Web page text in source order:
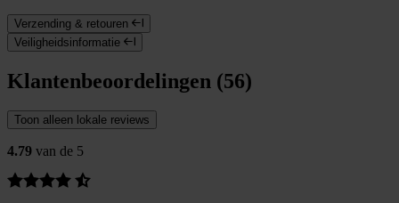
Verzending & retouren
Veiligheidsinformatie
Klantenbeoordelingen (56)
Toon alleen lokale reviews
4.79 van de 5